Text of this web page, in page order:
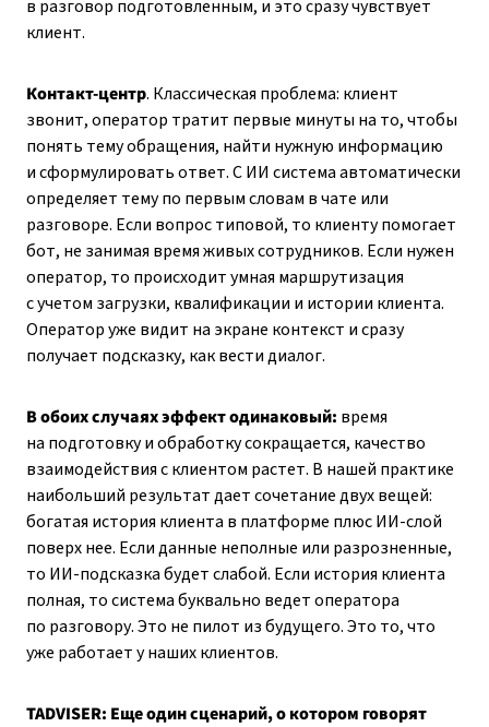
в разговор подготовленным, и это сразу чувствует
клиент.
Контакт-центр. Классическая проблема: клиент
звонит, оператор тратит первые минуты на то, чтобы
понять тему обращения, найти нужную информацию
и сформулировать ответ. С ИИ система автоматически
определяет тему по первым словам в чате или
разговоре. Если вопрос типовой, то клиенту помогает
бот, не занимая время живых сотрудников. Если нужен
оператор, то происходит умная маршрутизация
с учетом загрузки, квалификации и истории клиента.
Оператор уже видит на экране контекст и сразу
получает подсказку, как вести диалог.
В обоих случаях эффект одинаковый: время
на подготовку и обработку сокращается, качество
взаимодействия с клиентом растет. В нашей практике
наибольший результат дает сочетание двух вещей:
богатая история клиента в платформе плюс ИИ-слой
поверх нее. Если данные неполные или разрозненные,
то ИИ-подсказка будет слабой. Если история клиента
полная, то система буквально ведет оператора
по разговору. Это не пилот из будущего. Это то, что
уже работает у наших клиентов.
TADVISER: Еще один сценарий, о котором говорят